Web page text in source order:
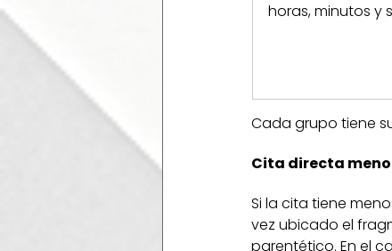
horas, minutos y
Cada grupo tiene
Cita directa
Si la cita tiene
vez ubicado el
parentético. En el